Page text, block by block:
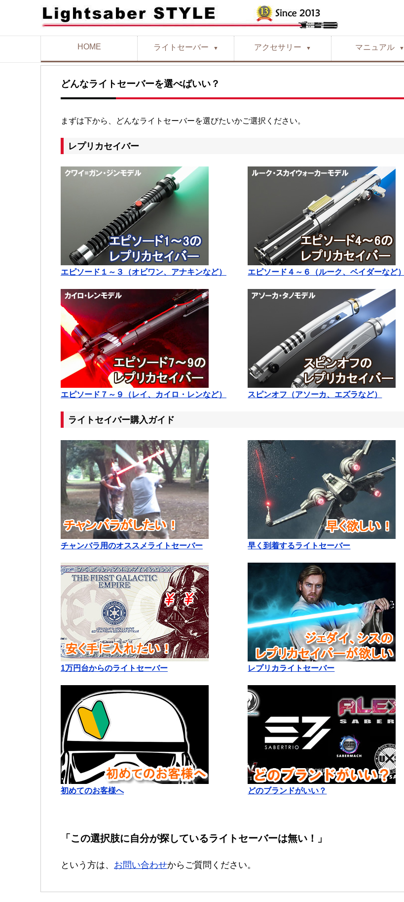
HOME ライトセーバー ▼ アクセサリー ▼ マニュアル ▼
どんなライトセーバーを選べばいい？
まずは下から、どんなライトセーバーを選びたいかご選択ください。
レプリカセイバー
エピソード１～３（オビワン、アナキンなど） エピソード４～６（ルーク、ベイダーなど）
エピソード７～９（レイ、カイロ・レンなど） スピンオフ（アソーカ、エズラなど）
ライトセイバー購入ガイド
チャンバラ用のオススメライトセーバー 早く到着するライトセーバー
1万円台からのライトセーバー レプリカライトセーバー
初めてのお客様へ どのブランドがいい？
「この選択肢に自分が探しているライトセーバーは無い！」
という方は、 お問い合わせからご質問ください。